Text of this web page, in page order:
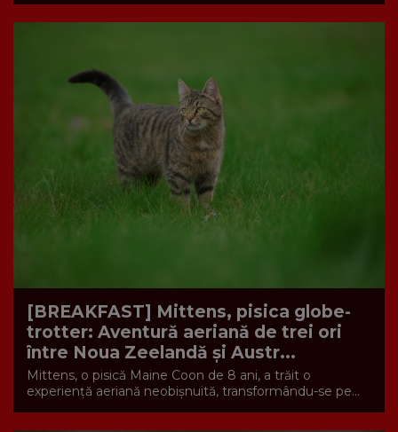
[BREAKFAST] Mittens, pisica globe-
trotter: Aventură aeriană de trei ori
între Noua Zeelandă și Austr...
Mittens, o pisică Maine Coon de 8 ani, a trăit o
experiență aeriană neobișnuită, transformându-se pe...